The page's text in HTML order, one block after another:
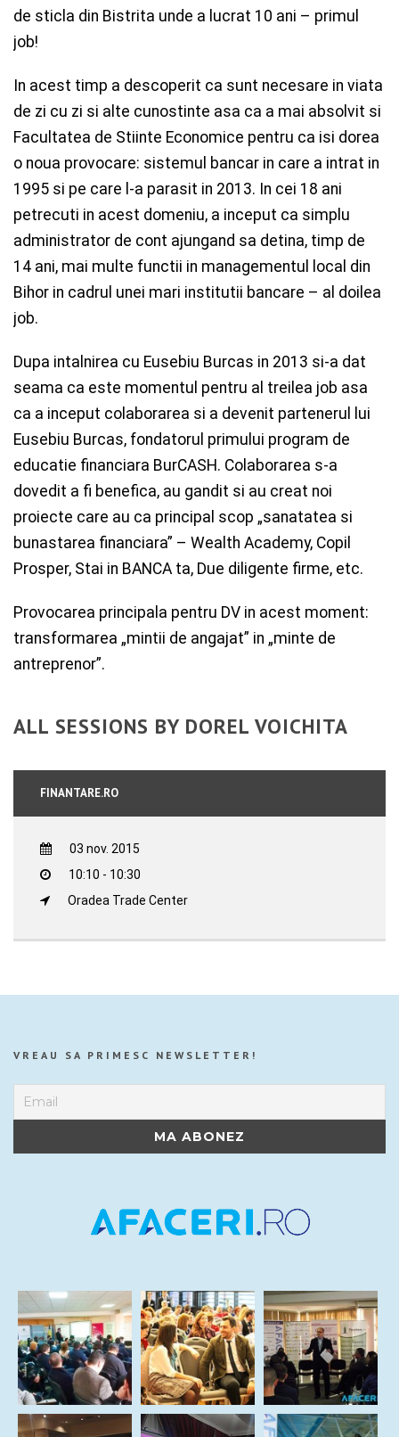
de sticla din Bistrita unde a lucrat 10 ani – primul
job!
In acest timp a descoperit ca sunt necesare in viata
de zi cu zi si alte cunostinte asa ca a mai absolvit si
Facultatea de Stiinte Economice pentru ca isi dorea
o noua provocare: sistemul bancar in care a intrat in
1995 si pe care l-a parasit in 2013. In cei 18 ani
petrecuti in acest domeniu, a inceput ca simplu
administrator de cont ajungand sa detina, timp de
14 ani, mai multe functii in managementul local din
Bihor in cadrul unei mari institutii bancare – al doilea
job.
Dupa intalnirea cu Eusebiu Burcas in 2013 si-a dat
seama ca este momentul pentru al treilea job asa
ca a inceput colaborarea si a devenit partenerul lui
Eusebiu Burcas, fondatorul primului program de
educatie financiara BurCASH. Colaborarea s-a
dovedit a fi benefica, au gandit si au creat noi
proiecte care au ca principal scop „sanatatea si
bunastarea financiara” – Wealth Academy, Copil
Prosper, Stai in BANCA ta, Due diligente firme, etc.
Provocarea principala pentru DV in acest moment:
transformarea „mintii de angajat” in „minte de
antreprenor”.
ALL SESSIONS BY DOREL VOICHITA
FINANTARE.RO
03 nov. 2015
10:10 - 10:30
Oradea Trade Center
VREAU SA PRIMESC NEWSLETTER!